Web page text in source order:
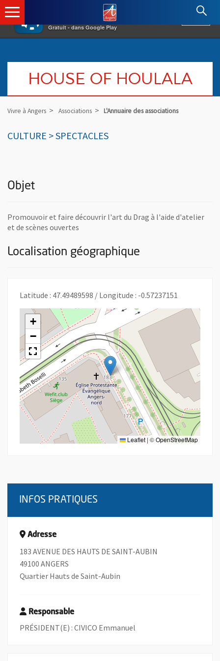
×
Gratuit - dans Google Play
Angers.fr : Retour à l'accueil
HOUSE OF HOULALA
Vivre à Angers Associations L'Annuaire des associations
CULTURE > SPECTACLES
Objet
Promouvoir et faire découvrir l'art du Drag à l'aide d'atelier
et de scènes ouvertes
Localisation géographique
Latitude : 47.49489598 / Longitude : -0.57237151
+
−
Leaflet | ©OpenStreetMap
INFOS PRATIQUES
Adresse
183 AVENUE DES HAUTS DE SAINT-AUBIN
49100 ANGERS
Quartier Hauts de Saint-Aubin
Responsable
PRÉSIDENT(E) : CIVICO Emmanuel